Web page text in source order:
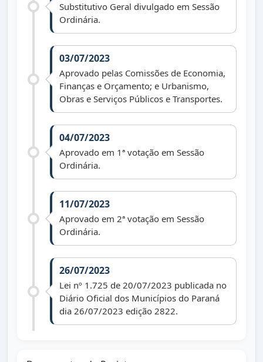
Substitutivo Geral divulgado em Sessão
Ordinária.
03/07/2023
Aprovado pelas Comissões de Economia,
Finanças e Orçamento; e Urbanismo,
Obras e Serviços Públicos e Transportes.
04/07/2023
Aprovado em 1ª votação em Sessão
Ordinária.
11/07/2023
Aprovado em 2ª votação em Sessão
Ordinária.
26/07/2023
Lei nº 1.725 de 20/07/2023 publicada no
Diário Oficial dos Municípios do Paraná
dia 26/07/2023 edição 2822.